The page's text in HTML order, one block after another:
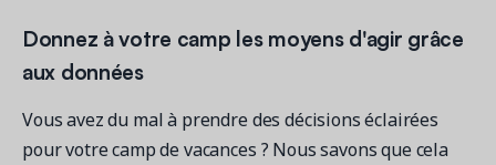
Donnez à votre camp les moyens d'agir grâce
aux données
Vous avez du mal à prendre des décisions éclairées
pour votre camp de vacances ? Nous savons que cela